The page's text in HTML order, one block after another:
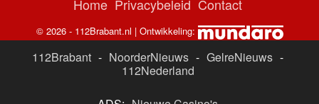
Home Privacybeleid Contact
© 2026 - 112Brabant.nl | Ontwikkeling:
112Brabant - NoorderNieuws - GelreNieuws -
112Nederland